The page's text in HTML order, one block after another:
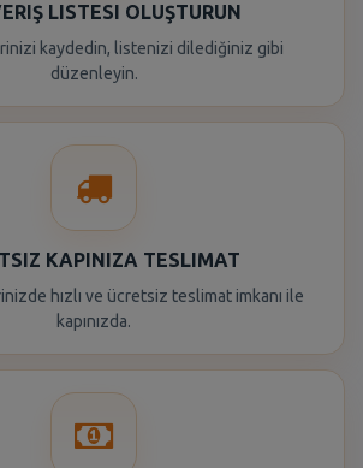
LISTESI OLUŞTURUN
kaydedin, listenizi dilediğiniz gibi
düzenleyin.
KAPINIZA TESLIMAT
hızlı ve ücretsiz teslimat imkanı ile
kapınızda.